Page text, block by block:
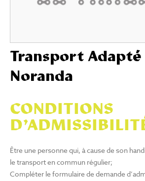
Transport Adapté
Noranda
CONDITIONS
Être une personne qui, à cause de son
le transport en commun régulier;
Compléter le formulaire de demande